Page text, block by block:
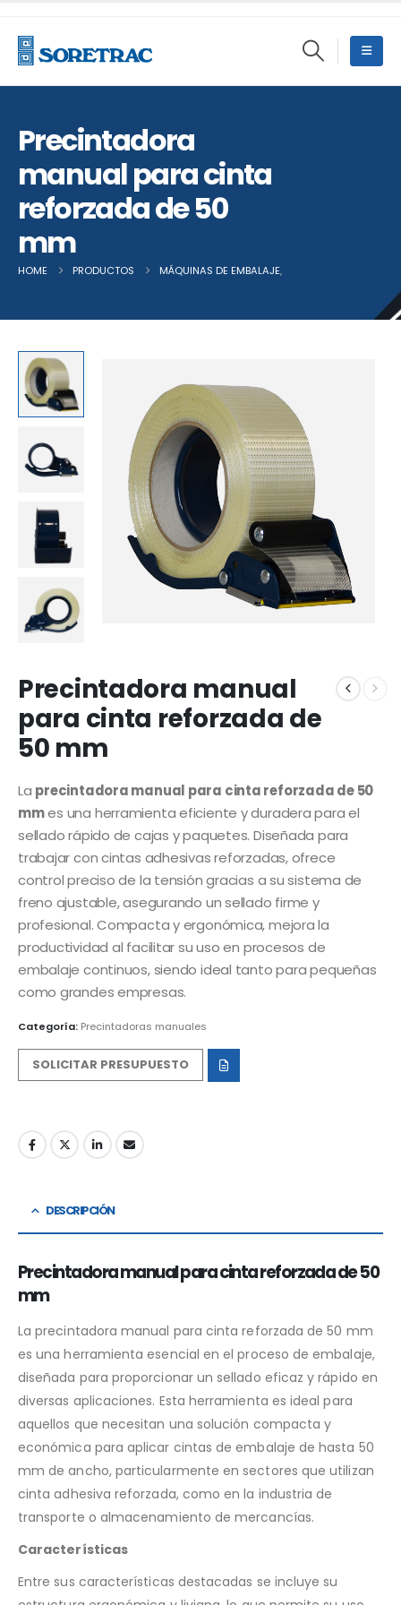
Precintadora
manual para cinta
reforzada de 50
mm
HOME PRODUCTOS MÁQUINAS DE EMBALAJE,
Precintadora manual
para cinta reforzada de
50 mm
La precintadora manual para cinta reforzada de 50
mmes una herramienta eficiente y duradera para el
sellado rápido de cajas y paquetes. Diseñada para
trabajar con cintas adhesivas reforzadas, ofrece
control preciso de la tensión gracias a su sistema de
freno ajustable, asegurando un sellado firme y
profesional. Compacta y ergonómica, mejora la
productividad al facilitar su uso en procesos de
embalaje continuos, siendo ideal tanto para pequeñas
como grandes empresas​.
Categoría: Precintadoras manuales
SOLICITAR PRESUPUESTO
DESCRIPCIÓN
Precintadora manual para cinta reforzada de 50
mm
La precintadora manual para cinta reforzada de 50 mm
es una herramienta esencial en el proceso de embalaje,
diseñada para proporcionar un sellado eficaz y rápido en
diversas aplicaciones. Esta herramienta es ideal para
aquellos que necesitan una solución compacta y
económica para aplicar cintas de embalaje de hasta 50
mm de ancho, particularmente en sectores que utilizan
cinta adhesiva reforzada, como en la industria de
transporte o almacenamiento de mercancías.
Características
Entre sus características destacadas se incluye su